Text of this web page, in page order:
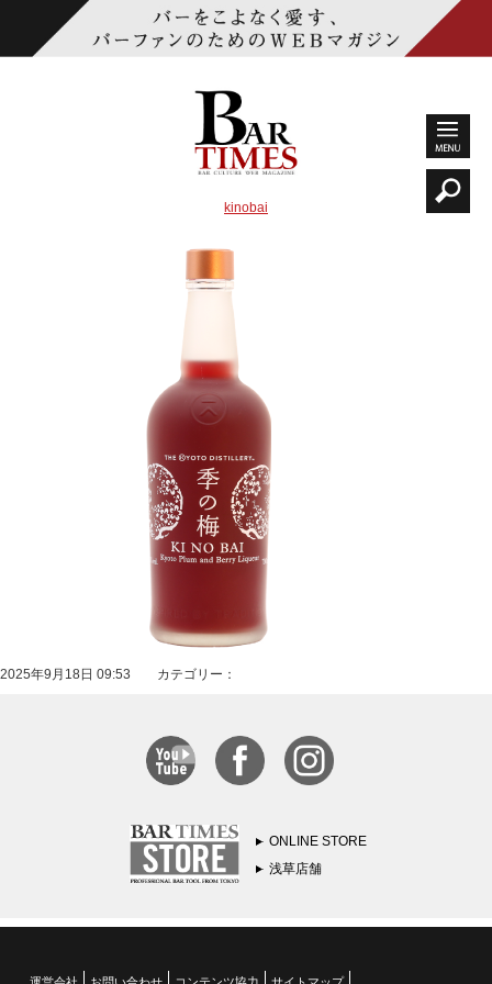
kinobai
2025年9月18日 09:53 カテゴリー：
ONLINE STORE
浅草店舗